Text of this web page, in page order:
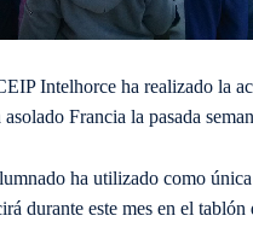
Intelhorce ha realizado la
Francia la pasada
ha utilizado como única
durante este mes en el tablón